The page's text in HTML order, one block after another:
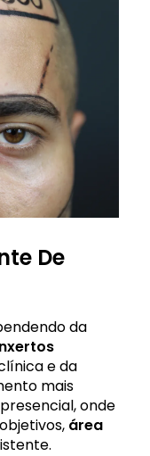
De
da
e da
mais
onde
área